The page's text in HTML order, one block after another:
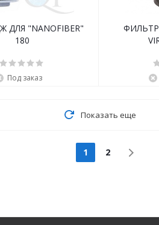
ДЛЯ "NANOFIBER"
180
Под заказ
Показать еще
1 2